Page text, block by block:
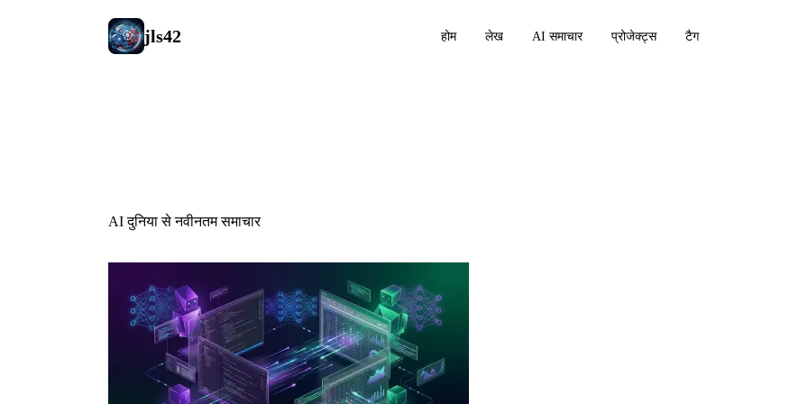
jls42 होम लेख AI समाचार प्रोजेक्ट्स टैग
AI दुनिया से नवीनतम समाचार